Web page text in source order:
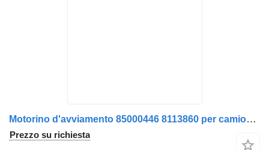
Motorino d'avviamento 85000446 8113860 per camion Volvo FL6
Prezzo su richiesta